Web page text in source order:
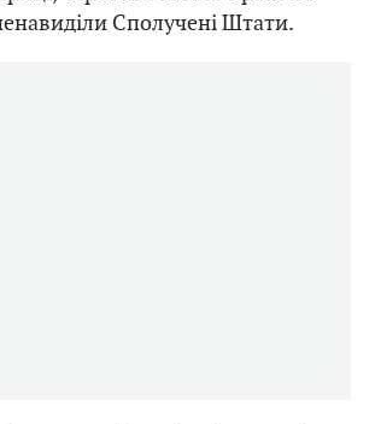
Сполучені Штати.